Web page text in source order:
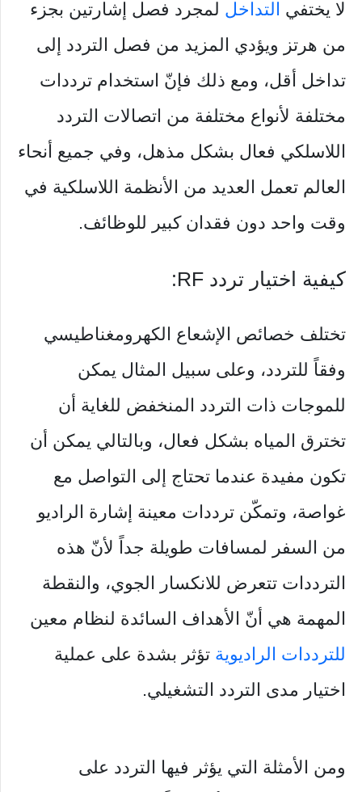
لا يختفي التداخل لمجرد فصل إشارتين بجزء
من هرتز ويؤدي المزيد من فصل التردد إلى
تداخل أقل، ومع ذلك فإنّ استخدام ترددات
مختلفة لأنواع مختلفة من اتصالات التردد
اللاسلكي فعال بشكل مذهل، وفي جميع أنحاء
العالم تعمل العديد من الأنظمة اللاسلكية في
وقت واحد دون فقدان كبير للوظائف.
كيفية اختيار تردد RF:
تختلف خصائص الإشعاع الكهرومغناطيسي
وفقاً للتردد، وعلى سبيل المثال يمكن
للموجات ذات التردد المنخفض للغاية أن
تخترق المياه بشكل فعال، وبالتالي يمكن أن
تكون مفيدة عندما تحتاج إلى التواصل مع
غواصة، وتمكّن ترددات معينة إشارة الراديو
من السفر لمسافات طويلة جداً لأنّ هذه
الترددات تتعرض للانكسار الجوي، والنقطة
المهمة هي أنّ الأهداف السائدة لنظام معين
للترددات الراديوية تؤثر بشدة على عملية
اختيار مدى التردد التشغيلي.
ومن الأمثلة التي يؤثر فيها التردد على